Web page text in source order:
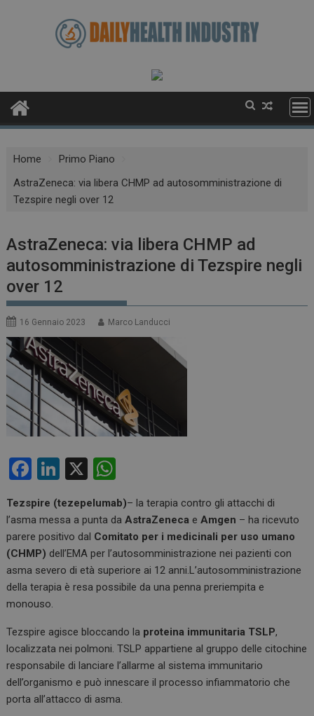
Home
Primo Piano
AstraZeneca: via libera CHMP ad autosomministrazione di
Tezspire negli over 12
AstraZeneca: via libera CHMP ad
autosomministrazione di Tezspire negli
over 12
16 Gennaio 2023 Marco Landucci
F
ce
b
o
o
k
Li
ke
dI
n
X
h
at
s
A
p
Tezspire (tezepelumab)– la terapia contro gli attacchi di
l’asma messa a punta daAstraZeneca eAmgen – ha ricevuto
parere positivo dal Comitato per i medicinali per uso umano
(CHMP) dell’EMA per l’autosomministrazione nei pazienti con
asma severo di età superiore ai 12 anni.L’autosomministrazione
della terapia è resa possibile da una penna preriempita e
monouso.
Tezspire agisce bloccando la proteina immunitaria TSLP,
localizzata nei polmoni. TSLP appartiene al gruppo delle citochine
responsabile di lanciare l’allarme al sistema immunitario
dell’organismo e può innescare il processo infiammatorio che
porta all’attacco di asma.